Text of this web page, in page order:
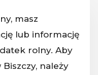
masz
lub informację
rolny. Aby
należy